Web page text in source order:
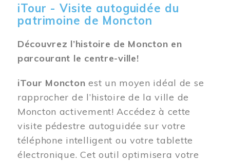
iTour - Visite autoguidée du
patrimoine de Moncton
Découvrez l’histoire de Moncton en
parcourant le centre-ville!
iTour Moncton est un moyen idéal de se
rapprocher de l’histoire de la ville de
Moncton activement! Accédez à cette
visite pédestre autoguidée sur votre
téléphone intelligent ou votre tablette
électronique. Cet outil optimisera votre